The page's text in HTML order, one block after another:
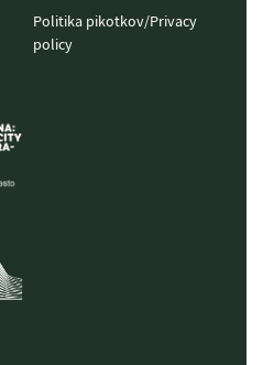
Politika pikotkov/Privacy
policy